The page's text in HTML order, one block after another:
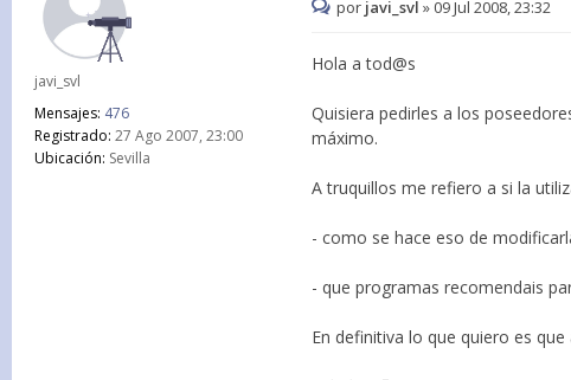
javi_svl
Mensajes: 476
Registrado: 27 Ago 2007, 23:00
Ubicación: Sevilla
por javi_svl »09 Jul 2008, 23:32
Hola a tod@s
Quisiera pedirles a los
máximo.
A truquillos me refiero a si la
- como se hace eso de
- que programas recomendais
En definitiva lo que quiero es